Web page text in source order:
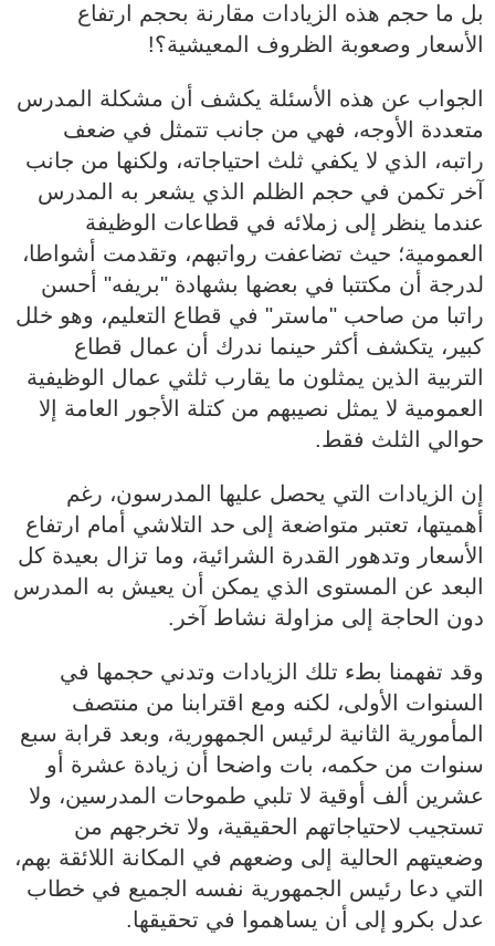
بل ما حجم هذه الزيادات مقارنة بحجم ارتفاع
الأسعار وصعوبة الظروف المعيشية؟!
الجواب عن هذه الأسئلة يكشف أن مشكلة المدرس
متعددة الأوجه، فهي من جانب تتمثل في ضعف
راتبه، الذي لا يكفي ثلث احتياجاته، ولكنها من جانب
آخر تكمن في حجم الظلم الذي يشعر به المدرس
عندما ينظر إلى زملائه في قطاعات الوظيفة
العمومية؛ حيث تضاعفت رواتبهم، وتقدمت أشواطا،
لدرجة أن مكتتبا في بعضها بشهادة "بريفه" أحسن
راتبا من صاحب "ماستر" في قطاع التعليم، وهو خلل
كبير، يتكشف أكثر حينما ندرك أن عمال قطاع
التربية الذين يمثلون ما يقارب ثلثي عمال الوظيفية
العمومية لا يمثل نصيبهم من كتلة الأجور العامة إلا
حوالي الثلث فقط.
إن الزيادات التي يحصل عليها المدرسون، رغم
أهميتها، تعتبر متواضعة إلى حد التلاشي أمام ارتفاع
الأسعار وتدهور القدرة الشرائية، وما تزال بعيدة كل
البعد عن المستوى الذي يمكن أن يعيش به المدرس
دون الحاجة إلى مزاولة نشاط آخر.
وقد تفهمنا بطء تلك الزيادات وتدني حجمها في
السنوات الأولى، لكنه ومع اقترابنا من منتصف
المأمورية الثانية لرئيس الجمهورية، وبعد قرابة سبع
سنوات من حكمه، بات واضحا أن زيادة عشرة أو
عشرين ألف أوقية لا تلبي طموحات المدرسين، ولا
تستجيب لاحتياجاتهم الحقيقية، ولا تخرجهم من
وضعيتهم الحالية إلى وضعهم في المكانة اللائقة بهم،
التي دعا رئيس الجمهورية نفسه الجميع في خطاب
عدل بكرو إلى أن يساهموا في تحقيقها.